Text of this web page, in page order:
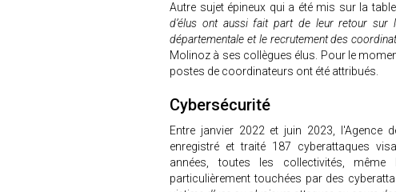
Autre sujet épineux qui a été mis sur la
d’élus ont aussi fait part de leur retour sur
départementale et le recrutement des
Molinoz à ses collègues élus. Pour le
postes de coordinateurs ont été attribués.
Cybersécurité
Entre janvier 2022 et juin 2023, l'Agence
enregistré et traité 187 cyberattaques
années, toutes les collectivités,
particulièrement touchées par des